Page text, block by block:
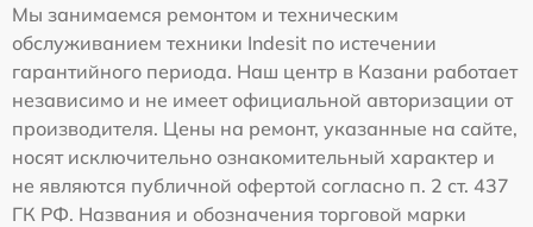
Мы занимаемся ремонтом и техническим
обслуживанием техники Indesit по истечении
гарантийного периода. Наш центр в Казани работает
независимо и не имеет официальной авторизации от
производителя. Цены на ремонт, указанные на сайте,
носят исключительно ознакомительный характер и
не являются публичной офертой согласно п. 2 ст. 437
ГК РФ. Названия и обозначения торговой марки